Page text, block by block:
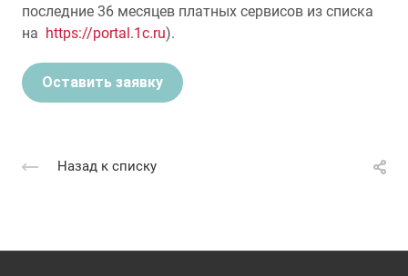
последние 36 месяцев платных сервисов из списка
на https://portal.1c.ru).
Оставить заявку
Назад к списку